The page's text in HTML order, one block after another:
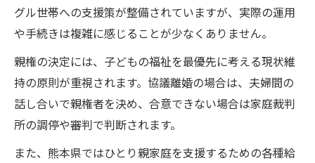
グル世帯への支援策が整備されていますが、実際の運用
や手続きは複雑に感じることが少なくありません。
親権の決定には、子どもの福祉を最優先に考える現状維
持の原則が重視されます。協議離婚の場合は、夫婦間の
話し合いで親権者を決め、合意できない場合は家庭裁判
所の調停や審判で判断されます。
また、熊本県ではひとり親家庭を支援するための各種給